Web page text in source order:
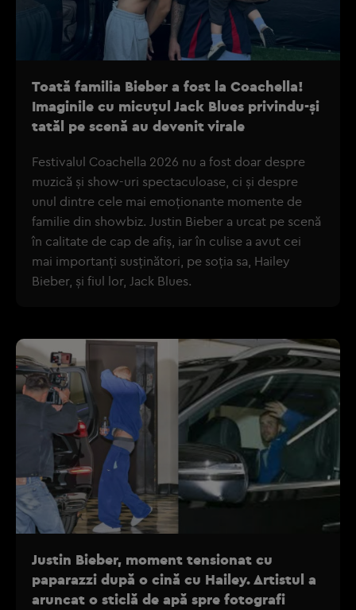
Toată familia Bieber a fost la Coachella!
Imaginile cu micuțul Jack Blues privindu-și
tatăl pe scenă au devenit virale
Festivalul Coachella 2026 nu a fost doar despre
muzică și show-uri spectaculoase, ci și despre
unul dintre cele mai emoționante momente de
familie din showbiz. Justin Bieber a urcat pe scenă
în calitate de cap de afiș, iar în culise a avut cei
mai importanți susținători, pe soția sa, Hailey
Bieber, și fiul lor, Jack Blues.
Justin Bieber, moment tensionat cu
paparazzi după o cină cu Hailey. Artistul a
aruncat o sticlă de apă spre fotografi